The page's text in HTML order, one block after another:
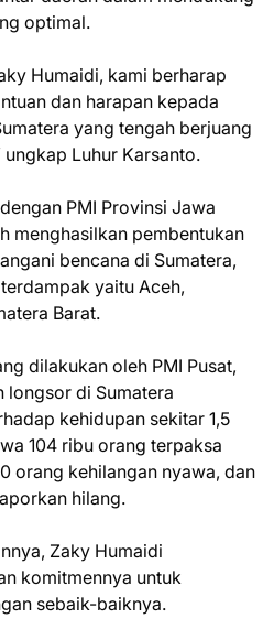
optimal.
Humaidi, kami berharap
dan harapan kepada
yang tengah berjuang
Luhur Karsanto.
PMI Provinsi Jawa
menghasilkan pembentukan
bencana di Sumatera,
yaitu Aceh,
Barat.
dilakukan oleh PMI Pusat,
longsor di Sumatera
kehidupan sekitar 1,5
104 ribu orang terpaksa
orang kehilangan nyawa, dan
hilang.
Zaky Humaidi
komitmennya untuk
sebaik-baiknya.